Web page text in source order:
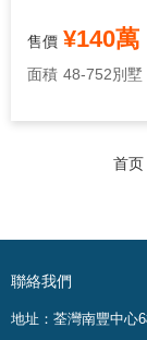
售價 ¥140萬
面積 48-752別墅
首页
聯絡我們
地址：荃灣南豐中心